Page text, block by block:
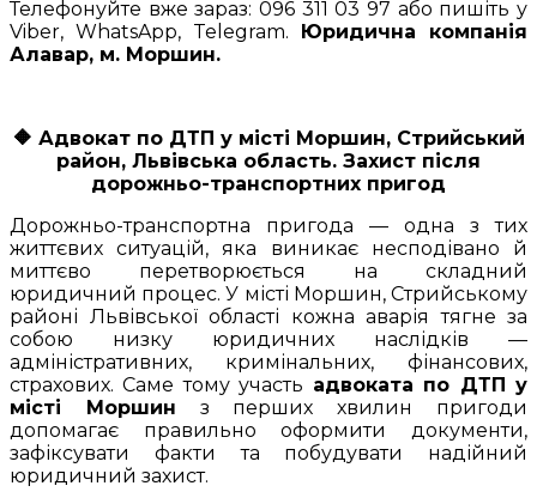
Телефонуйте вже зараз: 096 311 03 97 або пишіть у
Viber, WhatsApp, Telegram. Юридична компанія
Алавар, м. Моршин.
🔶 Адвокат по ДТП у місті Моршин, Стрийський
район, Львівська область. Захист після
дорожньо-транспортних пригод
Дорожньо-транспортна пригода — одна з тих
життєвих ситуацій, яка виникає несподівано й
миттєво перетворюється на складний
юридичний процес. У місті Моршин, Стрийському
районі Львівської області кожна аварія тягне за
собою низку юридичних наслідків —
адміністративних, кримінальних, фінансових,
страхових. Саме тому участь адвоката по ДТП у
місті Моршин з перших хвилин пригоди
допомагає правильно оформити документи,
зафіксувати факти та побудувати надійний
юридичний захист.